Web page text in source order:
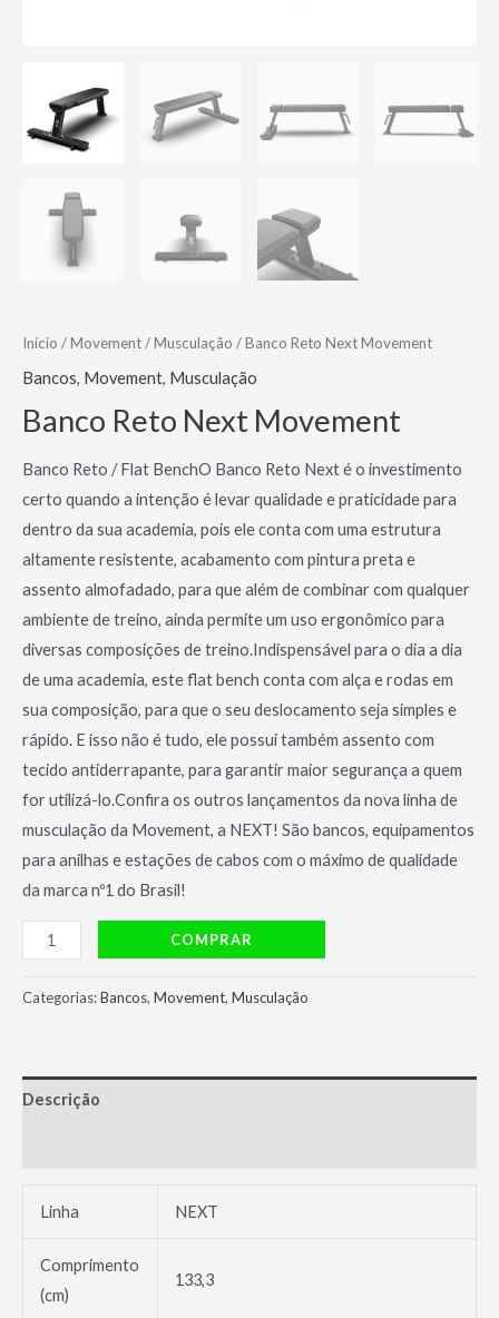
Início /Movement/Musculação / Banco Reto Next Movement
Bancos, Movement, Musculação
Banco Reto Next Movement
Banco Reto / Flat BenchO Banco Reto Next é o investimento
certo quando a intenção é levar qualidade e praticidade para
dentro da sua academia, pois ele conta com uma estrutura
altamente resistente, acabamento com pintura preta e
assento almofadado, para que além de combinar com qualquer
ambiente de treino, ainda permite um uso ergonômico para
diversas composições de treino.Indispensável para o dia a dia
de uma academia, este flat bench conta com alça e rodas em
sua composição, para que o seu deslocamento seja simples e
rápido. E isso não é tudo, ele possui também assento com
tecido antiderrapante, para garantir maior segurança a quem
for utilizá-lo.Confira os outros lançamentos da nova linha de
musculação da Movement, a NEXT! São bancos, equipamentos
para anilhas e estações de cabos com o máximo de qualidade
da marca nº1 do Brasil!
Banco
Reto
Next
COMPRAR
Categorias:Bancos, Movement, Musculação
Descrição
Linha NEXT
Comprimento
(cm)
133,3